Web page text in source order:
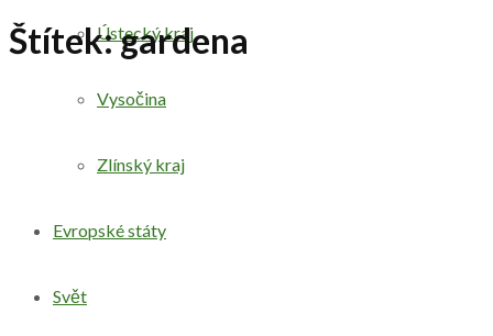
Ústecký kraj
Vysočina
Zlínský kraj
Evropské státy
Svět
Štítek:gardena